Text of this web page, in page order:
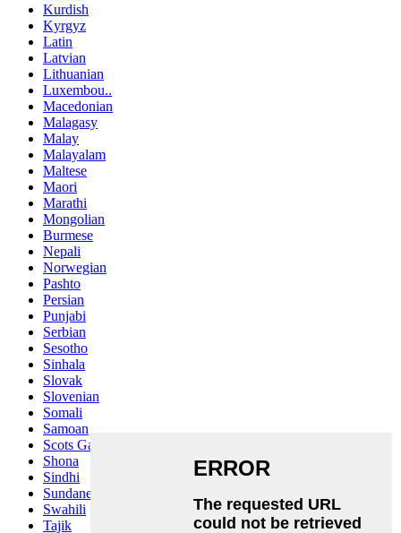
Kurdish
Kyrgyz
Latin
Latvian
Lithuanian
Luxembou..
Macedonian
Malagasy
Malay
Malayalam
Maltese
Maori
Marathi
Mongolian
Burmese
Nepali
Norwegian
Pashto
Persian
Punjabi
Serbian
Sesotho
Sinhala
Slovak
Slovenian
Somali
Samoan
Scots Gaelic
Shona
Sindhi
Sundanese
Swahili
Tajik